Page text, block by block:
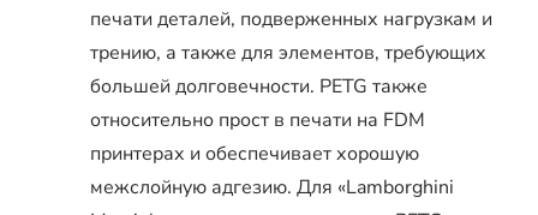
печати деталей, подверженных нагрузкам и
трению, а также для элементов, требующих
большей долговечности. PETG также
относительно прост в печати на FDM
принтерах и обеспечивает хорошую
межслойную адгезию. Для «Lamborghini